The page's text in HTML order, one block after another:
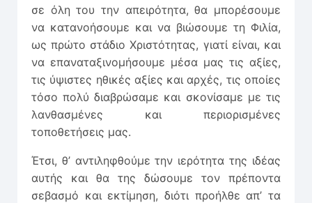
σε όλη του την απειρότητα, θα μπορέσουμε
να κατανοήσουμε και να βιώσουμε τη Φιλία,
ως πρώτο στάδιο Χριστότητας, γιατί είναι, και
να επαναταξινομήσουμε μέσα μας τις αξίες,
τις ύψιστες ηθικές αξίες και αρχές, τις οποίες
τόσο πολύ διαβρώσαμε και σκονίσαμε με τις
λανθασμένες και περιορισμένες
τοποθετήσεις μας.
Έτσι, θ’ αντιληφθούμε την ιερότητα της ιδέας
αυτής και θα της δώσουμε τον πρέποντα
σεβασμό και εκτίμηση, διότι προήλθε απ’ τα